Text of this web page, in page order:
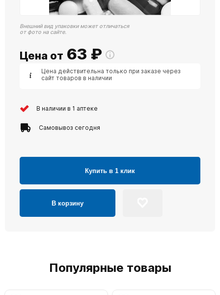
Внешний вид упаковки может отличаться
от фото на сайте.
Цена от 63 ₽
Цена действительна только при заказе через
сайт товаров в наличии
В наличии в 1 аптеке
Самовывоз сегодня
Купить в 1 клик
В корзину
Популярные товары